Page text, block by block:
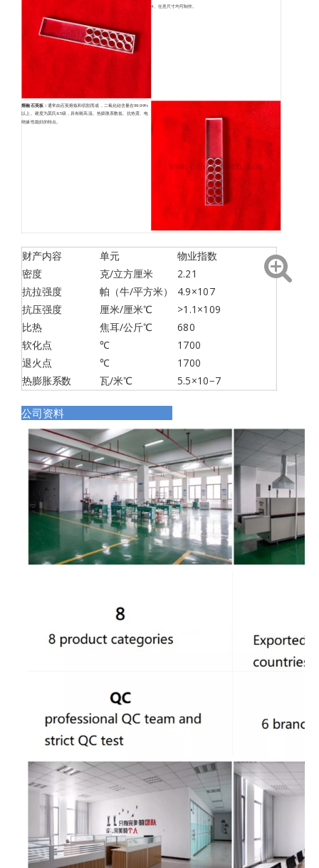
4、任意尺寸均可制作。
熔融石英板： 通常由石英熔炼和切割而成，二氧化硅含量在99.99%
以上。硬度为莫氏6.5级，具有耐高温、热膨胀系数低、抗热震、电
绝缘性能好的特点。
财产内容 单元
物业指数
密度
克/立方厘米
2.21
抗拉强度
帕（牛/平方米）
4.9×107
抗压强度
厘米/厘米℃
>1.1×109
比热
焦耳/公斤℃
680
软化点
℃
1700
退火点
℃ 1700
热膨胀系数 瓦/米℃ 5.5×10−7
公司资料